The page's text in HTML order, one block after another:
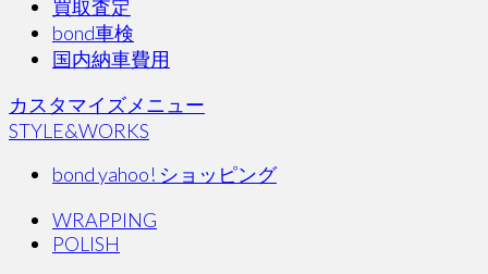
買取査定
bond車検
国内納車費用
カスタマイズメニュー
STYLE&WORKS
bond yahoo! ショッピング
WRAPPING
POLISH